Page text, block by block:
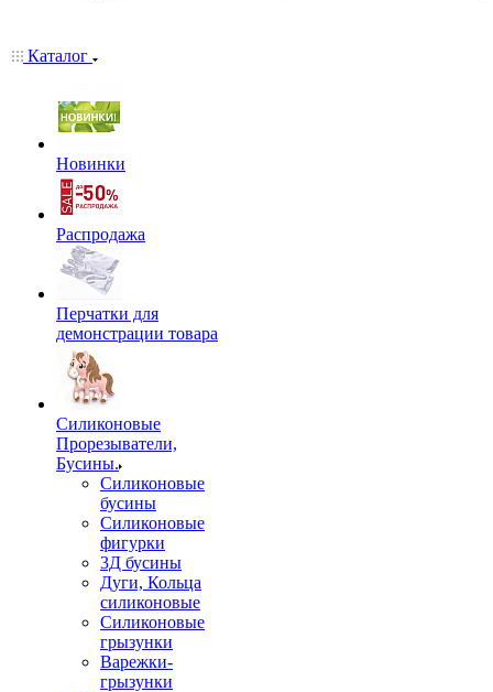
Каталог
Новинки
Распродажа
Перчатки для
демонстрации товара
Силиконовые
Прорезыватели,
Бусины.
Силиконовые
бусины
Силиконовые
фигурки
3Д бусины
Дуги, Кольца
силиконовые
Силиконовые
грызунки
Варежки-
грызунки